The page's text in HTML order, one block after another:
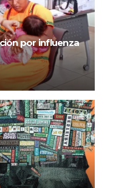
por influenza